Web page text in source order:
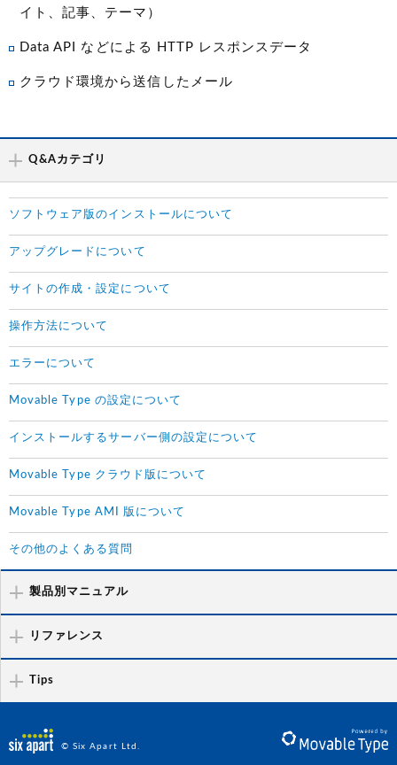
イト、記事、テーマ）
Data API などによる HTTP レスポンスデータ
クラウド環境から送信したメール
Q&Aカテゴリ
ソフトウェア版のインストールについて
アップグレードについて
サイトの作成・設定について
操作方法について
エラーについて
Movable Type の設定について
インストールするサーバー側の設定について
Movable Type クラウド版について
Movable Type AMI 版について
その他のよくある質問
製品別マニュアル
リファレンス
Tips
© Six Apart Ltd.